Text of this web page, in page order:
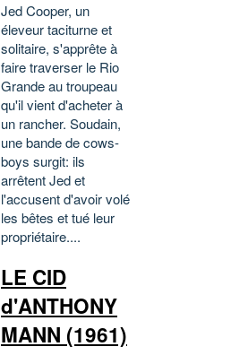
Jed Cooper, un
éleveur taciturne et
solitaire, s'apprête à
faire traverser le Rio
Grande au troupeau
qu'il vient d'acheter à
un rancher. Soudain,
une bande de cows-
boys surgit: ils
arrêtent Jed et
l'accusent d'avoir volé
les bêtes et tué leur
propriétaire....
LE CID
d'ANTHONY
MANN (1961)